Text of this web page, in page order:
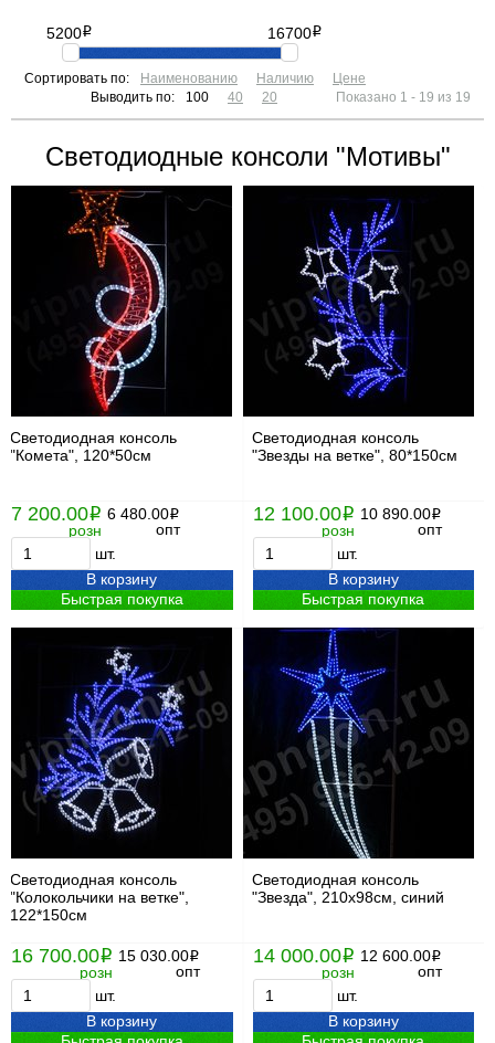
5200i 16700i
Сортировать по: Наименованию Наличию
Цене
Выводить по:
100 40 20 Показано 1 - 19 из 19
Светодиодные консоли "Мотивы"
Светодиодная консоль
"Комета", 120*50см
7 200.00i
розн
6 480.00i
опт
шт.
В корзину
Быстрая покупка
Светодиодная консоль
"Звезды на ветке", 80*150см
12 100.00i
розн
10 890.00i
опт
шт.
В корзину
Быстрая покупка
Светодиодная консоль
"Колокольчики на ветке",
122*150см
16 700.00i
розн
15 030.00i
опт
шт.
В корзину
Светодиодная консоль
"Звезда", 210х98см, синий
14 000.00i
розн
12 600.00i
опт
шт.
В корзину